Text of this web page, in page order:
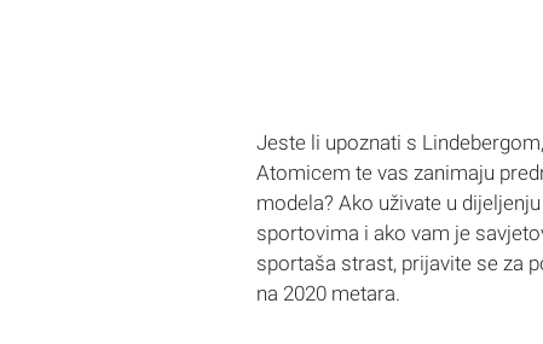
Jeste li upoznati s
Atomicem te vas zanimaju
modela? Ako uživate u
sportovima i ako vam je
sportaša strast, prijavite se za
na 2020 metara.